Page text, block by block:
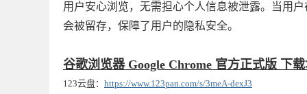
用户安心浏览，无需担心个人信息被泄露。当用
会被留存，保障了用户的隐私安全。
谷歌浏览器 Google Chrome 官方正式版 下载
123云盘： https://www.123pan.com/s/3meA-dexJ3